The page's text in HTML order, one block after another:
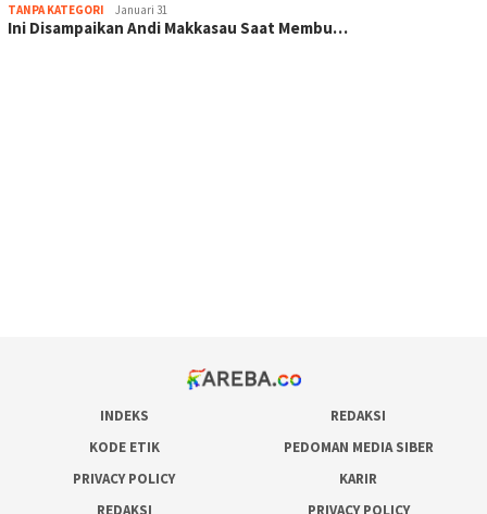
TANPA KATEGORI Januari 31
Ini Disampaikan Andi Makkasau Saat Membu…
INDEKS
REDAKSI
KODE ETIK
PEDOMAN MEDIA SIBER
PRIVACY POLICY
KARIR
REDAKSI
PRIVACY POLICY